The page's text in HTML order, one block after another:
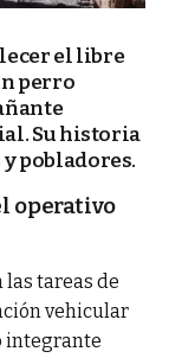
el libre
perro
Su historia
pobladores.
operativo
tareas de
vehicular
integrante